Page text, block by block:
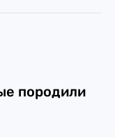
породили